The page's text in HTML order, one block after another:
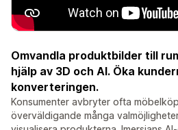
Omvandla produktbilder till
hjälp av 3D och AI. Öka
konverteringen.
Konsumenter avbryter ofta
överväldigande många